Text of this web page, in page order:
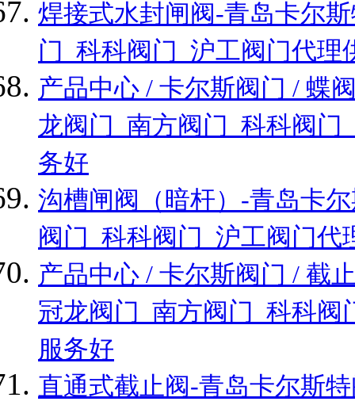
焊接式水封闸阀-青岛卡尔
门_科科阀门_沪工阀门代
产品中心 / 卡尔斯阀门 / 蝶
龙阀门_南方阀门_科科阀
务好
沟槽闸阀（暗杆）-青岛卡
阀门_科科阀门_沪工阀门
产品中心 / 卡尔斯阀门 / 截
冠龙阀门_南方阀门_科科
服务好
直通式截止阀-青岛卡尔斯